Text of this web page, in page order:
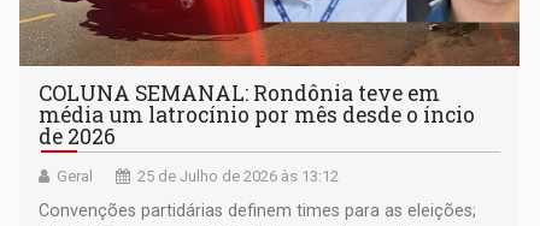
COLUNA SEMANAL: Rondônia teve em
média um latrocínio por mês desde o íncio
de 2026
Geral 25 de Julho de 2026 às 13:12
Convenções partidárias definem times para as eleições;